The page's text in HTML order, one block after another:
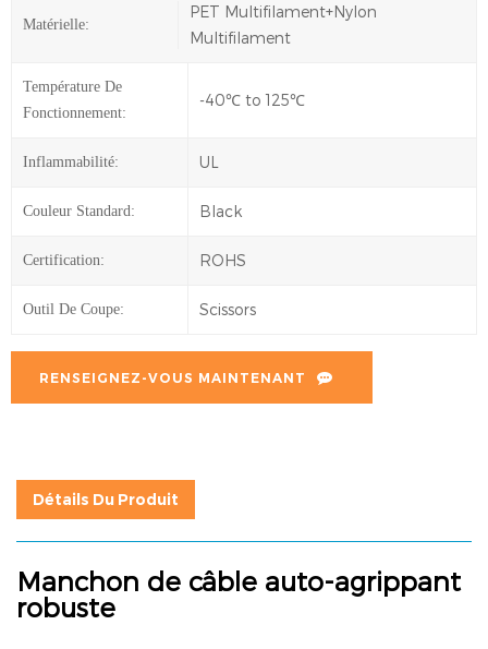
Matérielle:
PET Multifilament+Nylon
Multifilament
Température De
Fonctionnement:
-40℃ to 125℃
Inflammabilité: UL
Couleur Standard: Black
Certification: ROHS
Outil De Coupe: Scissors
RENSEIGNEZ-VOUS MAINTENANT
Détails Du Produit
Manchon de câble auto-agrippant
robuste